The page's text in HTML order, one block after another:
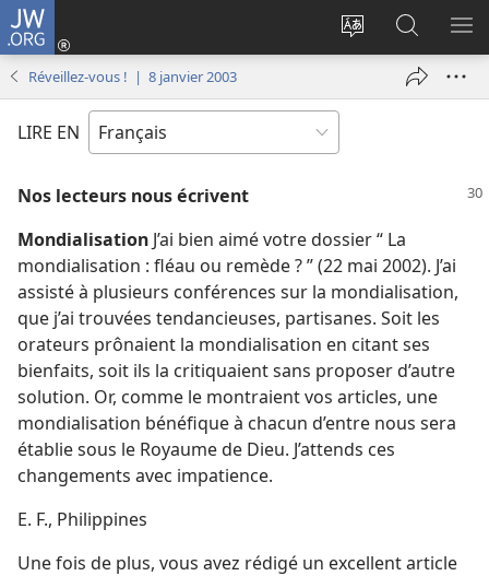
JW.ORG
Changer
langue
Se
connecter
nouvelle
sur
JW.ORG
Réveillez-vous ! | 8 janvier 2003
LIRE EN
Nos lecteurs nous écrivent
Mondialisation J’ai bien aimé votre dossier “ La
mondialisation : fléau ou remède ? ” (22 mai 2002). J’ai
assisté à plusieurs conférences sur la mondialisation,
que j’ai trouvées tendancieuses, partisanes. Soit les
orateurs prônaient la mondialisation en citant ses
bienfaits, soit ils la critiquaient sans proposer d’autre
solution. Or, comme le montraient vos articles, une
mondialisation bénéfique à chacun d’entre nous sera
établie sous le Royaume de Dieu. J’attends ces
changements avec impatience.
E. F., Philippines
Une fois de plus, vous avez rédigé un excellent article